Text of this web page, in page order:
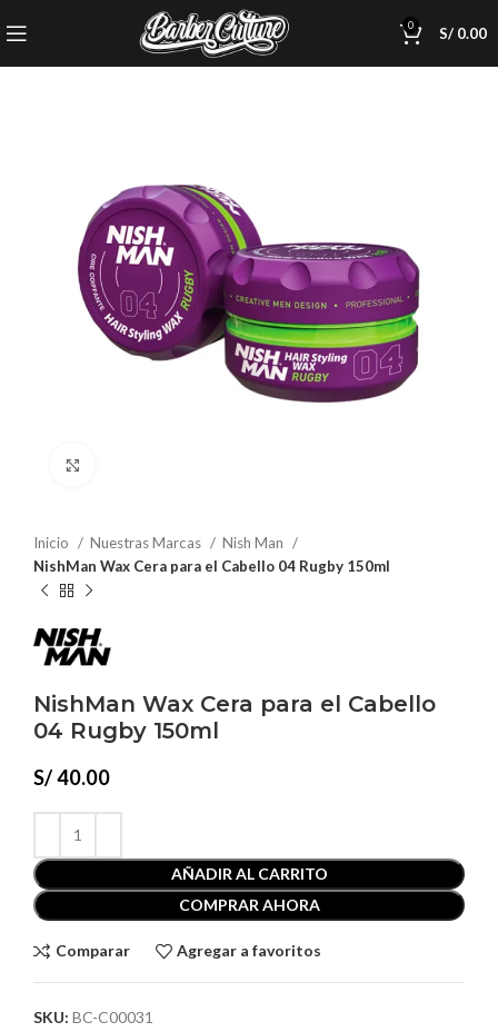
0 S/0.00
Inicio Nuestras Marcas
Nish Man
NishMan Wax Cera para el Cabello 04 Rugby 150ml
NishMan Wax Cera para el Cabello
04 Rugby 150ml
S/40.00
AÑADIR AL CARRITO
COMPRAR AHORA
Comparar Agregar a favoritos
SKU: BC-C00031